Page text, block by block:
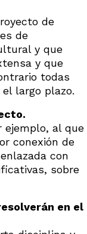
de
de
y que
y que
todas
largo plazo.
ejemplo, al que
conexión de
con
sobre
en el